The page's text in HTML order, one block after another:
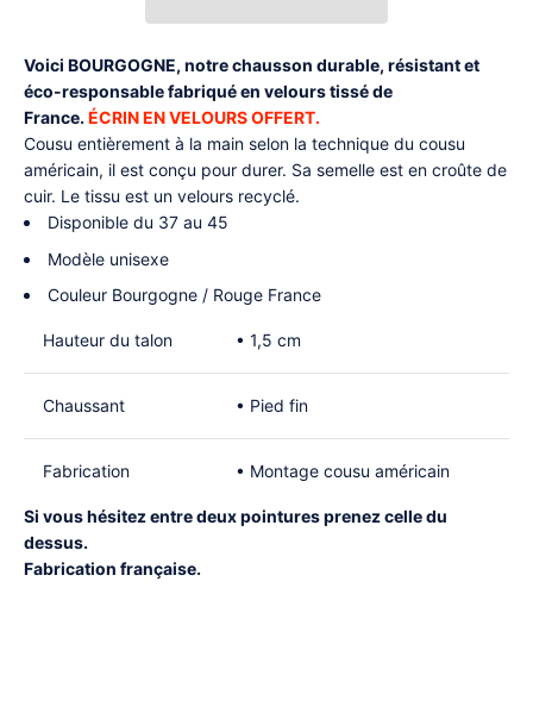
Voici BOURGOGNE, notre chausson durable, résistant et
éco-responsable fabriqué en velours tissé de
France. ÉCRIN EN VELOURS OFFERT.
Cousu entièrement à la main selon la technique du cousu
américain, il est conçu pour durer. Sa semelle est en croûte de
cuir. Le tissu est un velours recyclé.
Disponible du 37 au 45
Modèle unisexe
Couleur Bourgogne / Rouge France
Hauteur du talon • 1,5 cm
Chaussant • Pied fin
Fabrication • Montage cousu américain
Si vous hésitez entre deux pointures prenez celle du
dessus.
Fabrication française.